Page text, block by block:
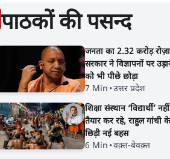
पाठकों की पसन्द
जनता का 2.32 करोड़
सरकार ने विज्ञापनों पर
को भी पीछे छोड़ा
7 Min •उत्तर प्रदेश
शिक्षा संस्थान ‘विद्यार्थी’
तैयार कर रहे, राहुल गांधी
छिड़ी नई बहस
6 Min •वक़्त-बेवक़्त